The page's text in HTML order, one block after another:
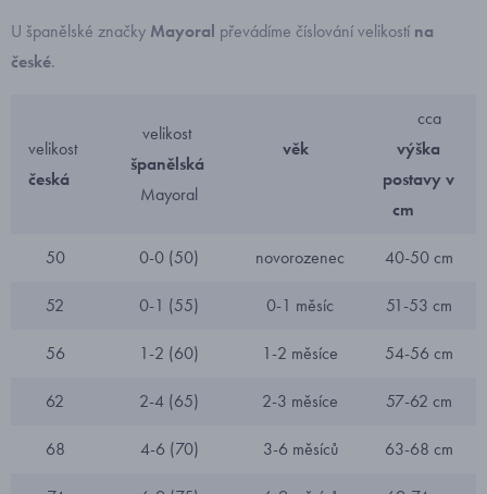
U španělské značky Mayoral převádíme číslování velikostí na
české.
velikost
česká
velikost
španělská
Mayoral
věk
cca
výška
postavy v
cm
50 0-0 (50) novorozenec 40-50 cm
52 0-1 (55) 0-1 měsíc 51-53 cm
56 1-2 (60) 1-2 měsíce 54-56 cm
62 2-4 (65) 2-3 měsíce 57-62 cm
68 4-6 (70) 3-6 měsíců 63-68 cm